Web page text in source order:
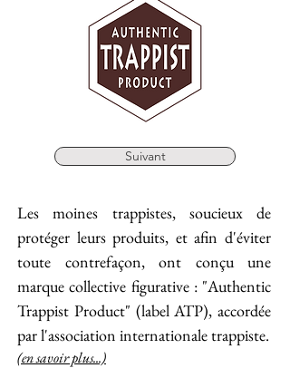
Suivant
Les moines trappistes, soucieux de
protéger leurs produits, et afin d'éviter
toute contrefaçon, ont conçu une
marque collective figurative : "Authentic
Trappist Product" (label ATP), accordée
par l'association internationale trappiste.
(en savoir plus...)